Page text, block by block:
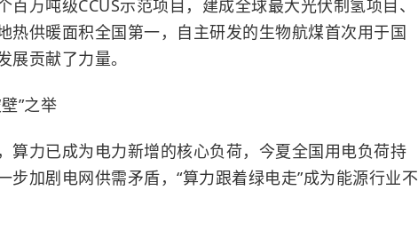
万吨级CCUS示范项目，建成全球最大光伏制氢项目、
热供暖面积全国第一，自主研发的生物航煤首次用于国
展贡献了力量。
”之举
算力已成为电力新增的核心负荷，今夏全国用电负荷持
步加剧电网供需矛盾，“算力跟着绿电走”成为能源行业不